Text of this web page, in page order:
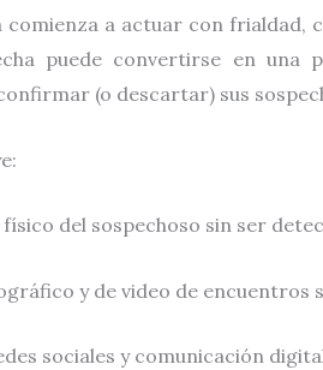
comienza a actuar con frialdad,
puede convertirse en una
(o descartar) sus
del sospechoso sin ser
y de video de encuentros
sociales y comunicación